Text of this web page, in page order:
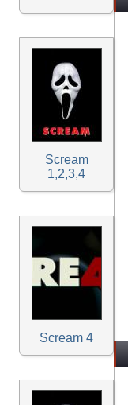
Scream
1,2,3,4
Scream 4